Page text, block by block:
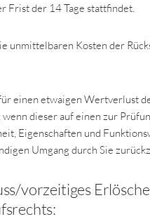
Frist der 14 Tage stattfindet.
unmittelbaren Kosten der
einen etwaigen Wertverlust
wenn dieser auf einen zur
Eigenschaften und
Umgang durch Sie
vorzeitiges